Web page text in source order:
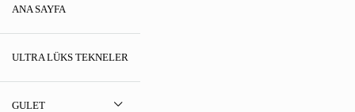
ANA SAYFA
ULTRA LÜKS TEKNELER
GULET